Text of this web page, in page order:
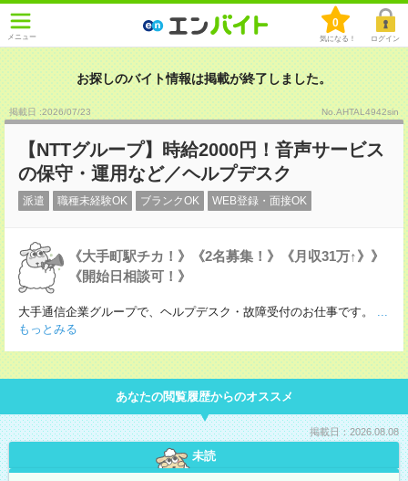
メニュー
0
気になる！ ログイン
お探しのバイト情報は掲載が終了しました。
掲載日 :2026/07/23 No.AHTAL4942sin
【NTTグループ】時給2000円！音声サービス
の保守・運用など／ヘルプデスク
派遣 職種未経験OK ブランクOK WEB登録・面接OK
《大手町駅チカ！》《2名募集！》《月収31万↑》》
《開始日相談可！》
大手通信企業グループで、ヘルプデスク・故障受付のお仕事です。
...
もっとみる
あなたの閲覧履歴からのオススメ
掲載日：2026.08.08
未読